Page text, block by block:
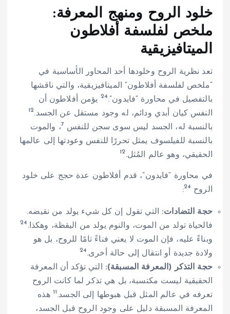
خلود الروح ومنهج المعرفة:
ملخص لفلسفة أفلاطون
الميتافيزيقية
تعد نظرية الروح وخلودها أحد المحاور الأساسية في
“ملخص لفلسفة أفلاطون” الميتافيزيقية، والتي ناقشها
بالتفصيل في محاورة “فايدون”.24 يؤمن أفلاطون أن
النفس كيان أبدي ودائم، له وجود مستقل عن الجسد.12
بالنسبة له، الجسد ليس سوى سجن للنفس 7، والموت
بالنسبة للفيلسوف يمثل تحررًا للنفس وعودتها إلى عالمها
الحقيقي، وهو عالم المُثل. 12
في محاورة “فايدون”، قدم أفلاطون عدة حجج على خلود
الروح 24
:
حجة التضادات: التي تقول إن كل شيء يولد من نقيضه.
فالحياة تولد من الموت، والنوم يولد من اليقظة، وهكذا.24
وبناءً عليه، فإن الموت لا يعني فناءً تامًا للروح، بل هو
ولادة جديدة أو انتقال إلى حالة أخرى.24
حجة التذكر (المعرفة المسبقة): التي تؤكد أن المعرفة
الحقيقية ليست مكتسبة، بل هي تذكر لما كانت الروح
تعرفه في عالم المثل قبل هبوطها إلى الجسد. 11 هذه
المعرفة المسبقة دليل على وجود الروح قبل الجسد،